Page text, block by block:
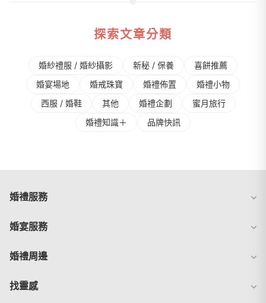
探索文章分類
婚紗禮服 / 婚紗攝影 新秘 / 保養
喜餅推薦
婚宴場地
婚戒珠寶 婚禮佈置
婚禮⼩物
⻄服 / 婚鞋
其他 婚禮企劃
蜜⽉旅⾏
婚禮知識＋
品牌快訊
婚禮服務
婚宴服務
婚禮周邊
找靈感